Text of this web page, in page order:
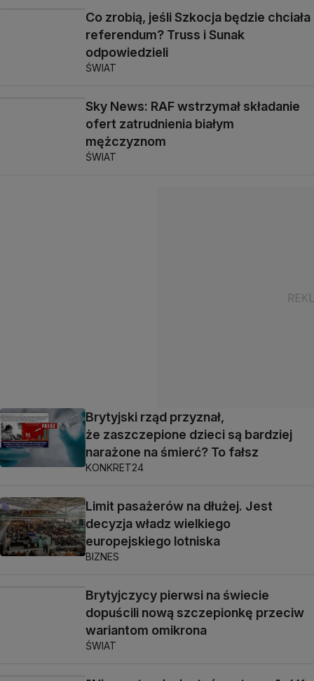
Co zrobią, jeśli Szkocja będzie chciała
referendum? Truss i Sunak
odpowiedzieli
ŚWIAT
Sky News: RAF wstrzymał składanie
ofert zatrudnienia białym
mężczyznom
ŚWIAT
Brytyjski rząd przyznał,
że zaszczepione dzieci są bardziej
narażone na śmierć? To fałsz
KONKRET24
Limit pasażerów na dłużej. Jest
decyzja władz wielkiego
europejskiego lotniska
BIZNES
Brytyjczycy pierwsi na świecie
dopuścili nową szczepionkę przeciw
wariantom omikrona
ŚWIAT